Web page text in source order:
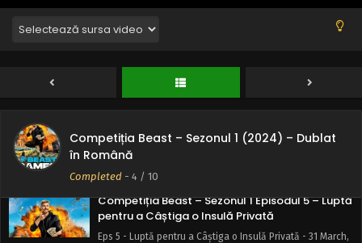
Competiția Beast – Sezonul 1 (2024) – Dublat
în Română
Completed - 4 / 10
Trenul eliminărilor
Competiția Beast – Sezonul 1 Episodul 6 – Fizic
mental noroc… alegerea ta
Competiția Beast – Sezonul 1 Episodul 5 – Luptă
pentru a Câștiga o Insulă Privată
Eps 5 - Luptă pentru a Câștiga o Insulă Privată - 31 March,